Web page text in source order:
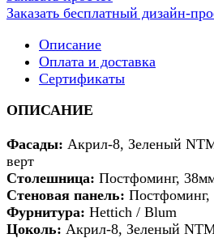
Заказать бесплатный дизайн-
Описание
Оплата и доставка
Сертификаты
ОПИСАНИЕ
Фасады: Акрил-8, Зеленый
верт
Столешница: Постфоминг,
Стеновая панель: Постфоминг,
Фурнитура: Hettich / Blum
Цоколь: Акрил-8, Зеленый